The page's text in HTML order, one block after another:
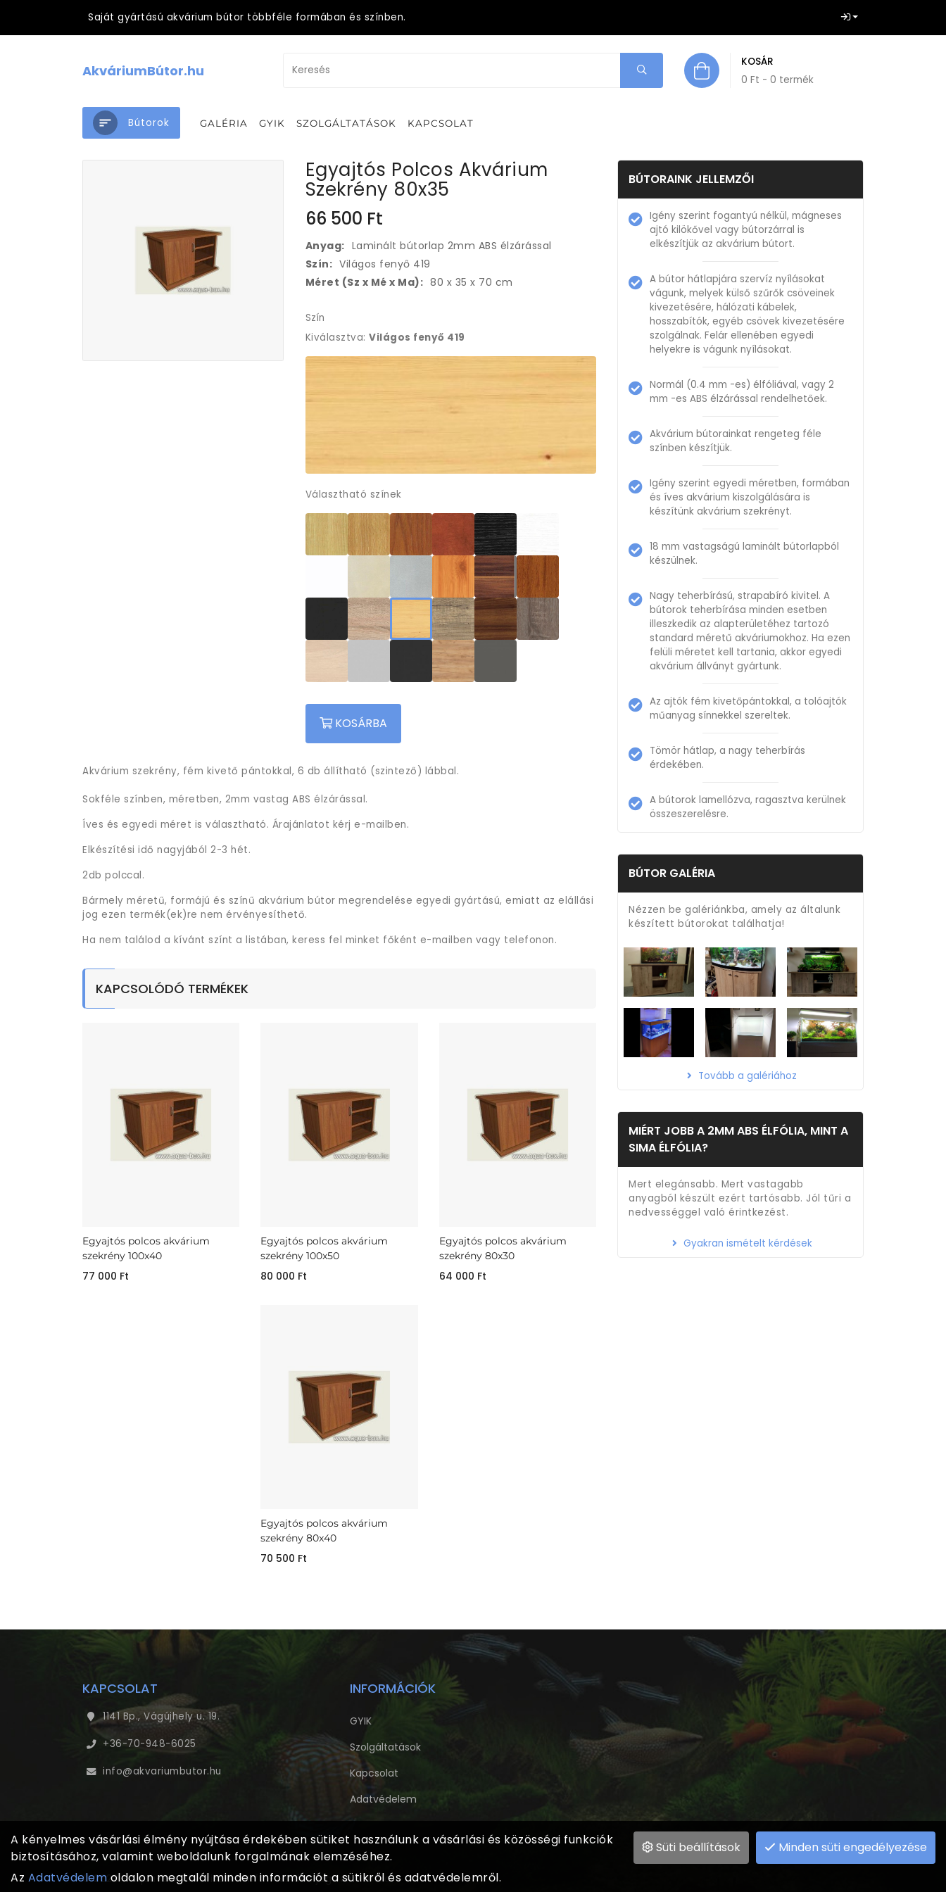
Saját gyártású akvárium bútor többféle formában és színben.
KOSÁR
0 Ft - 0 termék
AkváriumBútor.hu
Bútorok GALÉRIA GYIK SZOLGÁLTATÁSOK KAPCSOLAT
Egyajtós Polcos Akvárium
Szekrény 80x35
66 500 Ft
Anyag: Laminált bútorlap 2mm ABS élzárással
Szín: Világos fenyő 419
Méret (Sz x Mé x Ma): 80 x 35 x 70 cm
Szín
Kiválasztva:Világos fenyő 419
Választható színek
KOSÁRBA
Akvárium szekrény, fém kivető pántokkal, 6 db állítható (szintező) lábbal.
Sokféle színben, méretben, 2mm vastag ABS élzárással.
Íves és egyedi méret is választható. Árajánlatot kérj e-mailben.
Elkészítési idő nagyjából 2-3 hét.
2db polccal.
Bármely méretű, formájú és színű akvárium bútor megrendelése egyedi gyártású, emiatt az elállási
jog ezen termék(ek)re nem érvényesíthető.
Ha nem találod a kívánt színt a listában, keress fel minket főként e-mailben vagy telefonon.
KAPCSOLÓDÓ TERMÉKEK
Egyajtós polcos akvárium
szekrény 100x40
77 000 Ft
Egyajtós polcos akvárium
szekrény 100x50
80 000 Ft
Egyajtós polcos akvárium
szekrény 80x30
64 000 Ft
Egyajtós polcos akvárium
szekrény 80x40
70 500 Ft
BÚTORAINK JELLEMZŐI
Igény szerint fogantyú nélkül, mágneses
ajtó kilökővel vagy bútorzárral is
elkészítjük az akvárium bútort.
A bútor hátlapjára szervíz nyílásokat
vágunk, melyek külső szűrők csöveinek
kivezetésére, hálózati kábelek,
hosszabítók, egyéb csövek kivezetésére
szolgálnak. Felár ellenében egyedi
helyekre is vágunk nyílásokat.
Normál (0.4 mm -es) élfóliával, vagy 2
mm -es ABS élzárással rendelhetőek.
Akvárium bútorainkat rengeteg féle
színben készítjük.
Igény szerint egyedi méretben, formában
és íves akvárium kiszolgálására is
készítünk akvárium szekrényt.
18 mm vastagságú laminált bútorlapból
készülnek.
Nagy teherbírású, strapabíró kivitel. A
bútorok teherbírása minden esetben
illeszkedik az alapterületéhez tartozó
standard méretű akváriumokhoz. Ha ezen
felüli méretet kell tartania, akkor egyedi
akvárium állványt gyártunk.
Az ajtók fém kivetőpántokkal, a tolóajtók
műanyag sínnekkel szereltek.
Tömör hátlap, a nagy teherbírás
érdekében.
A bútorok lamellózva, ragasztva kerülnek
összeszerelésre.
BÚTOR GALÉRIA
Nézzen be galériánkba, amely az általunk
készített bútorokat találhatja!
Tovább a galériához
MIÉRT JOBB A 2MM ABS ÉLFÓLIA, MINT A
SIMA ÉLFÓLIA?
Mert elegánsabb. Mert vastagabb
anyagból készült ezért tartósabb. Jól tűri a
nedvességgel való érintkezést.
Gyakran ismételt kérdések
KAPCSOLAT
1141 Bp., Vágújhely u. 19.
+36-70-948-6025
info@akvariumbutor.hu
INFORMÁCIÓK
GYIK
Szolgáltatások
Kapcsolat
Adatvédelem
© 2023 - Aqua-Box Akvarisztikai Kft. - Minden jog fenntartva
Süti beállítások Minden süti engedélyezése
A kényelmes vásárlási élmény nyújtása érdekében sütiket használunk a vásárlási és közösségi funkciók
biztosításához, valamint weboldalunk forgalmának elemzéséhez.
Az Adatvédelem oldalon megtalál minden információt a sütikről és adatvédelemről.